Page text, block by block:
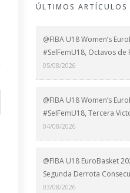
ÚLTIMOS ARTÍCULOS
@FIBA U18 Women’s
#SelFemU18, Octavos de
05/08/2026
@FIBA U18 Women’s
#SelFemU18, Tercera
04/08/2026
@FIBA U18 EuroBasket
Segunda Derrota
03/08/2026